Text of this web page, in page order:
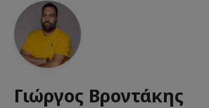
Γιώργος Βροντάκης